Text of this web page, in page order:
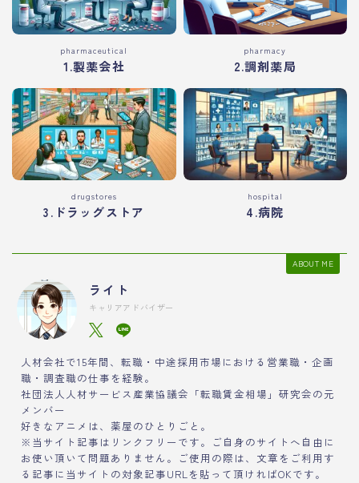
pharmaceutical
1.製薬会社
pharmacy
2.調剤薬局
drugstores
3.ドラッグストア
hospital
4.病院
ABOUT ME
ライト
キャリアアドバイザー
人材会社で15年間、転職・中途採用市場における営業職・企画
職・調査職の仕事を経験。
社団法人人材サービス産業協議会「転職賃金相場」研究会の元
メンバー
好きなアニメは、薬屋のひとりごと。
※当サイト記事はリンクフリーです。ご自身のサイトへ自由に
お使い頂いて問題ありません。ご使用の際は、文章をご利用す
る記事に当サイトの対象記事URLを貼って頂ければOKです。